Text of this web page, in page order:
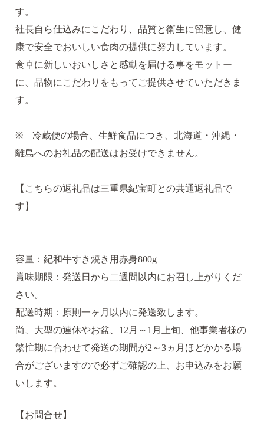
す。
社長自ら仕込みにこだわり、品質と衛生に留意し、健
康で安全でおいしい食肉の提供に努力しています。
食卓に新しいおいしさと感動を届ける事をモットー
に、品物にこだわりをもってご提供させていただきま
す。
※ 冷蔵便の場合、生鮮食品につき、北海道・沖縄・
離島へのお礼品の配送はお受けできません。
【こちらの返礼品は三重県紀宝町との共通返礼品で
す】
容量：紀和牛すき焼き用赤身800g
賞味期限：発送日から二週間以内にお召し上がりくだ
さい。
配送時期：原則一ヶ月以内に発送致します。
尚、大型の連休やお盆、12月～1月上旬、他事業者様の
繁忙期に合わせて発送の期間が2～3ヵ月ほどかかる場
合がございますので必ずご確認の上、お申込みをお願
いします。
【お問合せ】